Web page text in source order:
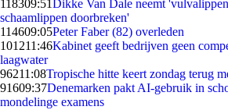
118309:51Dikke Van Dale neemt
schaamlippen doorbreken'
114609:05Peter Faber (82) overleden
101211:46Kabinet geeft bedrijven geen
laagwater
96211:08Tropische hitte keert zondag terug
91609:37Denemarken pakt AI-gebruik in
mondelinge examens